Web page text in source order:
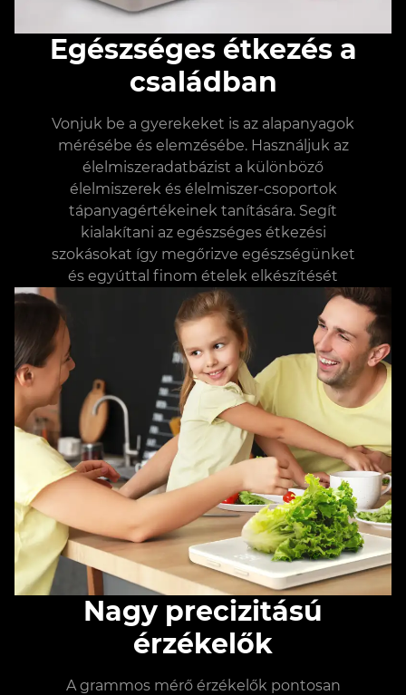
Egészséges étkezés a
családban
Vonjuk be a gyerekeket is az alapanyagok
mérésébe és elemzésébe. Használjuk az
élelmiszeradatbázist a különböző
élelmiszerek és élelmiszer-csoportok
tápanyagértékeinek tanítására. Segít
kialakítani az egészséges étkezési
szokásokat így megőrizve egészségünket
és egyúttal finom ételek elkészítését
Nagy precizitású
érzékelők
A grammos mérő érzékelők pontosan